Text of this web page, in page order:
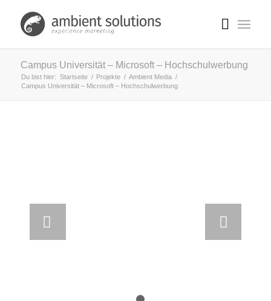
Campus Universität – Microsoft – Hochschulwerbung
Du bist hier: Startseite / Projekte / Ambient Media /
Campus Universität – Microsoft – Hochschulwerbung